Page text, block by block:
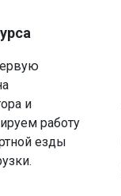
и
работу
езды